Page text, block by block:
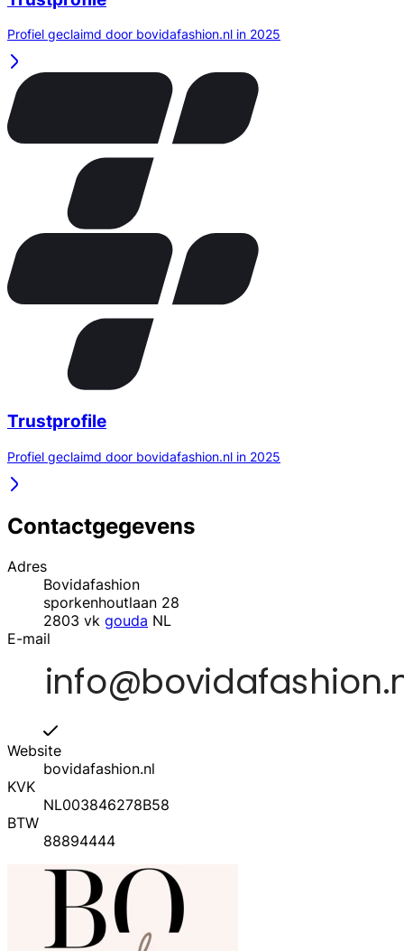
Profiel geclaimd door bovidafashion.nl in 2025
Trustprofile
Profiel geclaimd door bovidafashion.nl in 2025
Contactgegevens
Adres
Bovidafashion
sporkenhoutlaan 28
2803 vk gouda NL
E-mail
Website
bovidafashion.nl
KVK
NL003846278B58
BTW
88894444